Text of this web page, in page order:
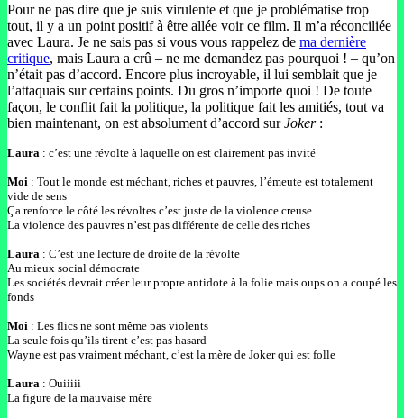
Pour ne pas dire que je suis virulente et que je problématise trop
tout, il y a un point positif à être allée voir ce film. Il m’a réconciliée
avec Laura. Je ne sais pas si vous vous rappelez de ma dernière
critique, mais Laura a crû – ne me demandez pas pourquoi ! – qu’on
n’était pas d’accord. Encore plus incroyable, il lui semblait que je
l’attaquais sur certains points. Du gros n’importe quoi ! De toute
façon, le conflit fait la politique, la politique fait les amitiés, tout va
bien maintenant, on est absolument d’accord surJoker:
Laura : c’est une révolte à laquelle on est clairement pas invité
Moi : Tout le monde est méchant, riches et pauvres, l’émeute est totalement
vide de sens
Ça renforce le côté les révoltes c’est juste de la violence creuse
La violence des pauvres n’est pas différente de celle des riches
Laura : C’est une lecture de droite de la révolte
Au mieux social démocrate
Les sociétés devrait créer leur propre antidote à la folie mais oups on a coupé les
fonds
Moi : Les flics ne sont même pas violents
La seule fois qu’ils tirent c’est pas hasard
Wayne est pas vraiment méchant, c’est la mère de Joker qui est folle
Laura : Ouiiiii
La figure de la mauvaise mère